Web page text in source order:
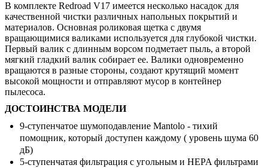
В комплекте Redroad V17 имеется несколько насадок для
качественной чистки различных напольных покрытий и
материалов. Основная роликовая щетка с двумя
вращающимися валиками используется для глубокой чистки.
Первый валик с длинным ворсом подметает пыль, а второй
мягкий гладкий валик собирает ее. Валики одновременно
вращаются в разные стороны, создают крутящий момент
высокой мощности и отправляют мусор в контейнер
пылесоса.
ДОСТОИНСТВА МОДЕЛИ
9-ступенчатое шумоподавление Mantolo - тихий
помощник, который доступен каждому ( уровень шума 60
дБ)
5-ступенчатая фильтрация с угольным и HEPA фильтрами